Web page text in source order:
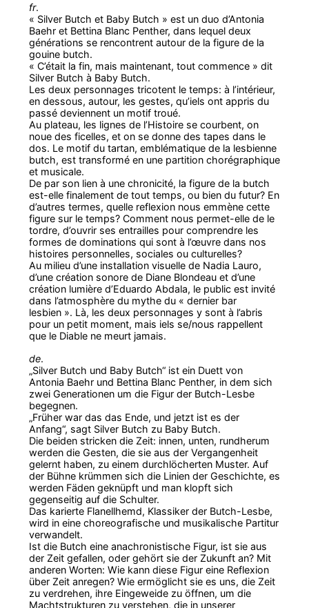
fr.
« Silver Butch et Baby Butch » est un duo d’Antonia
Baehr et Bettina Blanc Penther, dans lequel deux
générations se rencontrent autour de la figure de la
gouine butch.
« C’était la fin, mais maintenant, tout commence » dit
Silver Butch à Baby Butch.
Les deux personnages tricotent le temps: à l’intérieur,
en dessous, autour, les gestes, qu’iels ont appris du
passé deviennent un motif troué.
Au plateau, les lignes de l’Histoire se courbent, on
noue des ficelles, et on se donne des tapes dans le
dos. Le motif du tartan, emblématique de la lesbienne
butch, est transformé en une partition chorégraphique
et musicale.
De par son lien à une chronicité, la figure de la butch
est-elle finalement de tout temps, ou bien du futur? En
d’autres termes, quelle reflexion nous emmène cette
figure sur le temps? Comment nous permet-elle de le
tordre, d’ouvrir ses entrailles pour comprendre les
formes de dominations qui sont à l’œuvre dans nos
histoires personnelles, sociales ou culturelles?
Au milieu d’une installation visuelle de Nadia Lauro,
d’une création sonore de Diane Blondeau et d’une
création lumière d’Eduardo Abdala, le public est invité
dans l’atmosphère du mythe du « dernier bar
lesbien ». Là, les deux personnages y sont à l’abris
pour un petit moment, mais iels se/nous rappellent
que le Diable ne meurt jamais.
de.
„Silver Butch und Baby Butch“ ist ein Duett von
Antonia Baehr und Bettina Blanc Penther, in dem sich
zwei Generationen um die Figur der Butch-Lesbe
begegnen.
„Früher war das das Ende, und jetzt ist es der
Anfang“, sagt Silver Butch zu Baby Butch.
Die beiden stricken die Zeit: innen, unten, rundherum
werden die Gesten, die sie aus der Vergangenheit
gelernt haben, zu einem durchlöcherten Muster. Auf
der Bühne krümmen sich die Linien der Geschichte, es
werden Fäden geknüpft und man klopft sich
gegenseitig auf die Schulter.
Das karierte Flanellhemd, Klassiker der Butch-Lesbe,
wird in eine choreografische und musikalische Partitur
verwandelt.
Ist die Butch eine anachronistische Figur, ist sie aus
der Zeit gefallen, oder gehört sie der Zukunft an? Mit
anderen Worten: Wie kann diese Figur eine Reflexion
über Zeit anregen? Wie ermöglicht sie es uns, die Zeit
zu verdrehen, ihre Eingeweide zu öffnen, um die
Machtstrukturen zu verstehen, die in unserer